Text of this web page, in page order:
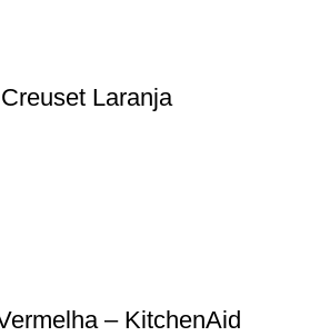
Laranja
– KitchenAid